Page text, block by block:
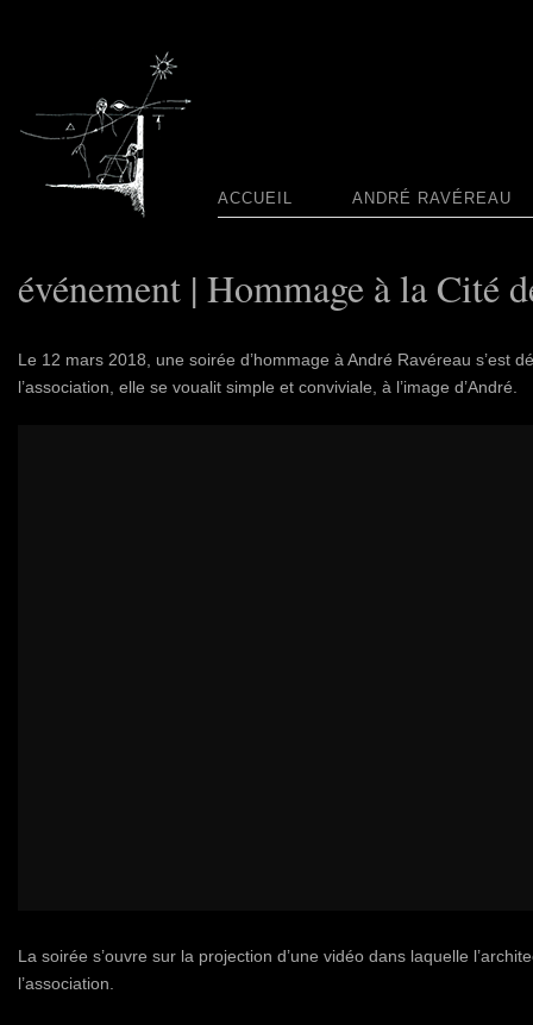
ACCUEIL ANDRÉ RAVÉREAU
événement | Hommage à la Cité
Le 12 mars 2018, une soirée d’hommage à André Ravéreau s’est
l’association, elle se voualit simple et conviviale, à l’image d’André.
La soirée s’ouvre sur la projection d’une vidéo dans laquelle
l’association.